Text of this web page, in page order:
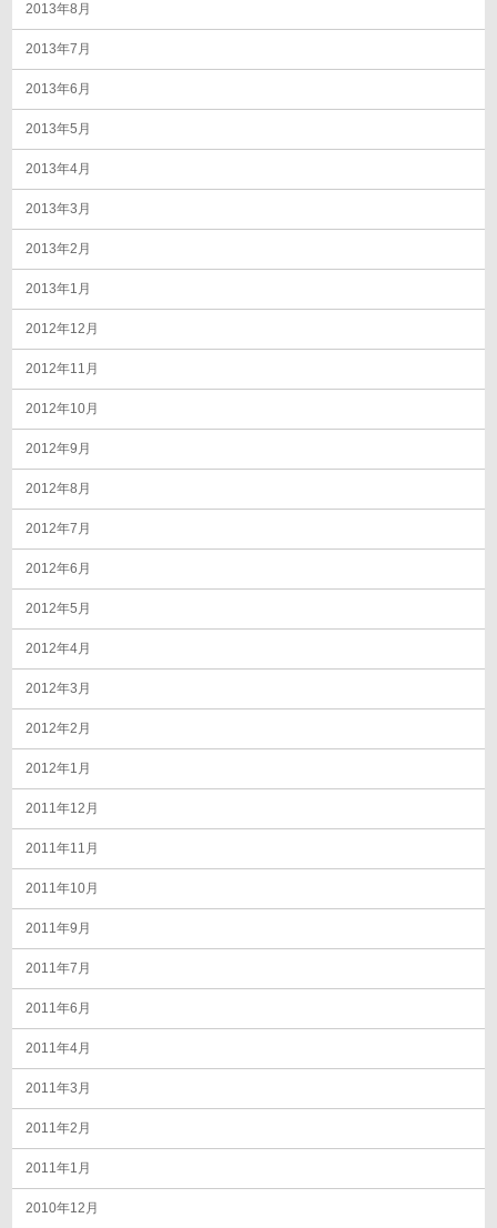
2013年8月
2013年7月
2013年6月
2013年5月
2013年4月
2013年3月
2013年2月
2013年1月
2012年12月
2012年11月
2012年10月
2012年9月
2012年8月
2012年7月
2012年6月
2012年5月
2012年4月
2012年3月
2012年2月
2012年1月
2011年12月
2011年11月
2011年10月
2011年9月
2011年7月
2011年6月
2011年4月
2011年3月
2011年2月
2011年1月
2010年12月